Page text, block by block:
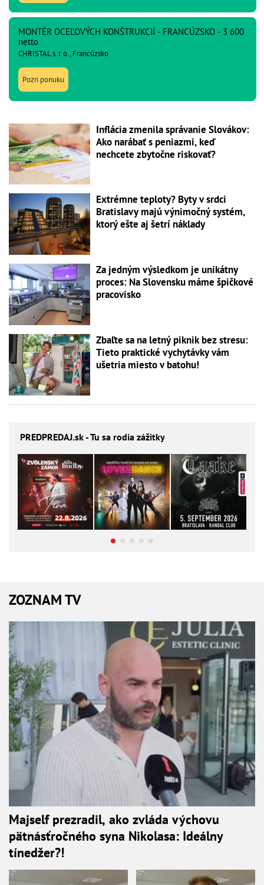
MONTÉR OCEĽOVÝCH KONŠTRUKCIÍ - FRANCÚZSKO - 3 600
netto
CHRISTAL s. r. o., Francúzsko
Pozri ponuku
Inflácia zmenila správanie Slovákov:
Ako narábať s peniazmi, keď
nechcete zbytočne riskovať?
Extrémne teploty? Byty v srdci
Bratislavy majú výnimočný systém,
ktorý ešte aj šetrí náklady
Za jedným výsledkom je unikátny
proces: Na Slovensku máme špičkové
pracovisko
Zbaľte sa na letný piknik bez stresu:
Tieto praktické vychytávky vám
ušetria miesto v batohu!
PREDPREDAJ.sk - Tu sa rodia zážitky
ZOZNAM TV
Majself prezradil, ako zvláda výchovu
pätnásťročného syna Nikolasa: Ideálny
tínedžer?!